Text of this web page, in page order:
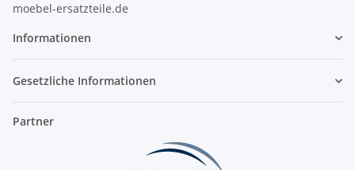
moebel-ersatzteile.de
Informationen
Gesetzliche Informationen
Partner